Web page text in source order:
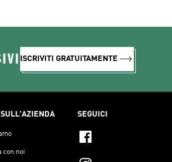
ISCRIVITI GRATUITAMENTE
SULL'AZIENDA
con noi
SEGUICI